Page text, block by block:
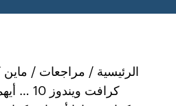
الرئيسية / مراجعات /
كرافت